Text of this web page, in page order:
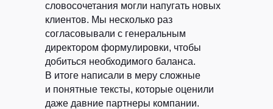
словосочетания могли напугать новых
клиентов. Мы несколько раз
согласовывали с генеральным
директором формулировки, чтобы
добиться необходимого баланса.
В итоге написали в меру сложные
и понятные тексты, которые оценили
даже давние партнеры компании.